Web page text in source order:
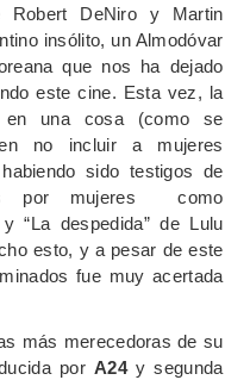
Robert DeNiro y Martin
insólito, un Almodóvar
que nos ha dejado
este cine. Esta vez, la
en una cosa (como se
no incluir a mujeres
sido testigos de
por mujeres como
“La despedida” de Lulu
esto, y a pesar de este
fue muy acertada
más merecedoras de su
por A24y segunda